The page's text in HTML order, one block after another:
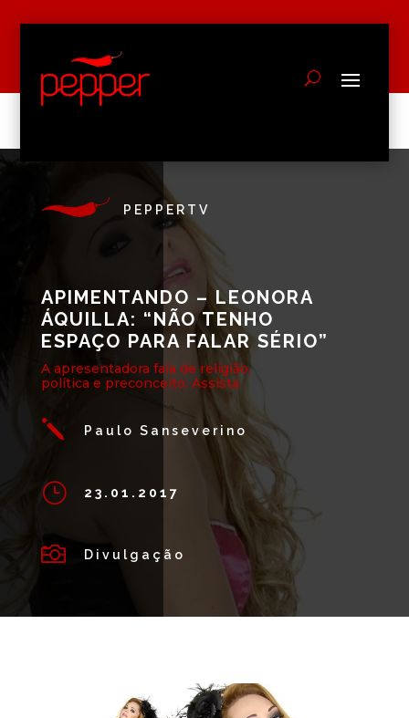
PEPPERTV
APIMENTANDO – LEONORA
ÁQUILLA: “NÃO TENHO
ESPAÇO PARA FALAR SÉRIO”
A apresentadora fala de religião,
política e preconceito. Assista
j Paulo Sanseverino
} 23.01.2017
 Divulgação